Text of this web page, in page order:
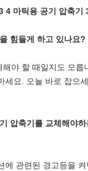
4 마틱용 공기 압축기
힘들게 하고 있나요?
야 할 때일지도 모릅
세요. 오늘 바로 잡으
압축기를 교체해야
에 관련된 경고등을